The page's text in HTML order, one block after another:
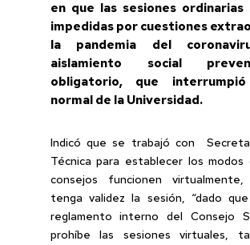
en que las sesiones ordinarias
impedidas por cuestiones
la pandemia del
aislamiento social
obligatorio, que
normal de la Universidad.
Indicó que se trabajó con
Técnica para establecer los modos
consejos funcionen
tenga validez la sesión, “dado
reglamento interno del Consejo
prohíbe las sesiones virtuales,